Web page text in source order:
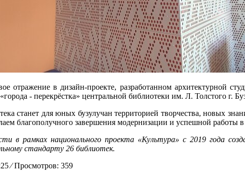
отражение в дизайн-проекте, разработанном архитектурной
- перекрёстка» центральной библиотеки им. Л. Толстого г.
станет для юных бузулучан территорией творчества, новых
благополучного завершения модернизации и успешной работы
в рамках национального проекта «Культура» с 2019 года
стандарту 26 библиотек.
⁄Просмотров: 359